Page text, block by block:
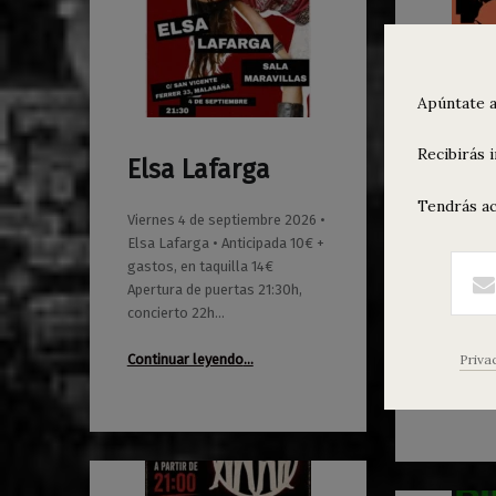
Elsa Lafarga
Viernes 4 de septiembre 2026 •
Elsa Lafarga • Anticipada 10€ +
gastos, en taquilla 14€
Apertura de puertas 21:30h,
concierto 22h…
Continuar leyendo…
01/06/2026
0
Maravillas
Sábado
Crymm •
gastos,
Apúntate
Recibirás
Tendrás